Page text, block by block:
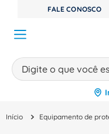
FALE CONOSCO
Digite o que você está
Equipamento de
TERMOS MAIS
º disjuntor